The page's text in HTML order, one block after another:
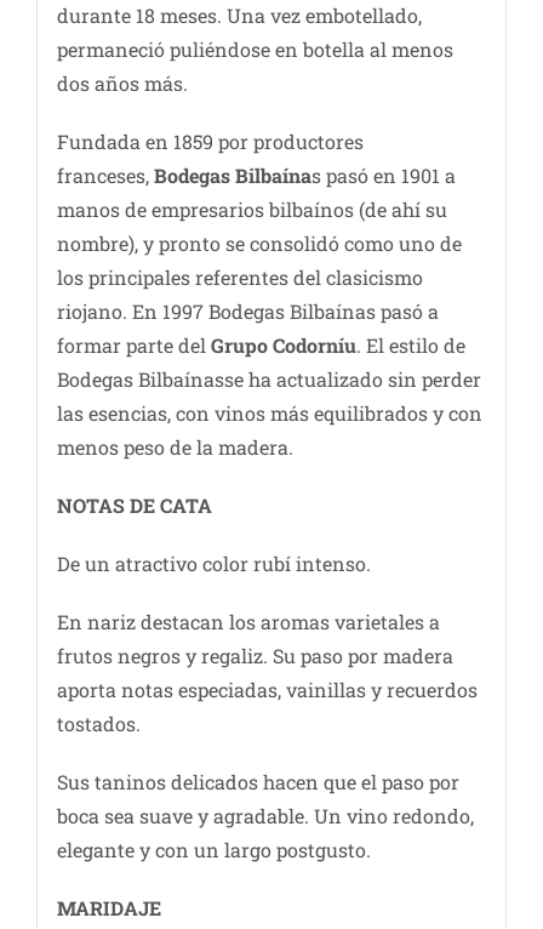
durante 18 meses. Una vez embotellado,
permaneció puliéndose en botella al menos
dos años más.
Fundada en 1859 por productores
franceses,Bodegas Bilbaínas pasó en 1901 a
manos de empresarios bilbaínos (de ahí su
nombre), y pronto se consolidó como uno de
los principales referentes del clasicismo
riojano. En 1997 Bodegas Bilbaínas pasó a
formar parte del Grupo Codorníu. El estilo de
Bodegas Bilbaínasse ha actualizado sin perder
las esencias, con vinos más equilibrados y con
menos peso de la madera.
NOTAS DE CATA
De un atractivo color rubí intenso.
En nariz destacan los aromas varietales a
frutos negros y regaliz. Su paso por madera
aporta notas especiadas, vainillas y recuerdos
tostados.
Sus taninos delicados hacen que el paso por
boca sea suave y agradable. Un vino redondo,
elegante y con un largo postgusto.
MARIDAJE